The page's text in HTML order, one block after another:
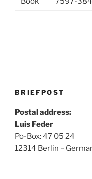
BRIEFPOST
Postal address:
Luis Feder
Po-Box: 47 05 24
12314 Berlin –